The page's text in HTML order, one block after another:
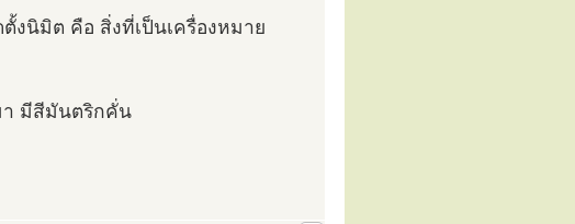
งนิมิต คือ สิ่งที่เป็นเครื่องหมาย
า มีสีมันตริกคั่น